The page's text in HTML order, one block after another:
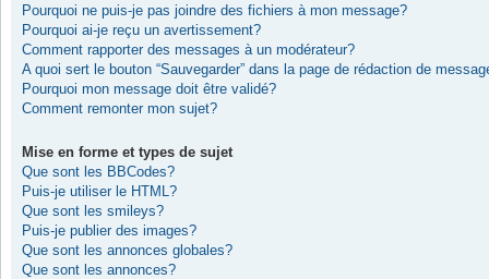
Pourquoi ne puis-je pas joindre des fichiers à mon message?
Pourquoi ai-je reçu un avertissement?
Comment rapporter des messages à un modérateur?
A quoi sert le bouton “Sauvegarder” dans la page de rédaction de
Pourquoi mon message doit être validé?
Comment remonter mon sujet?
Mise en forme et types de sujet
Que sont les BBCodes?
Puis-je utiliser le HTML?
Que sont les smileys?
Puis-je publier des images?
Que sont les annonces globales?
Que sont les annonces?